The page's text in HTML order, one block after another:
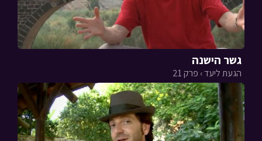
גשר הישנה
הגעת ליעד › פרק 21